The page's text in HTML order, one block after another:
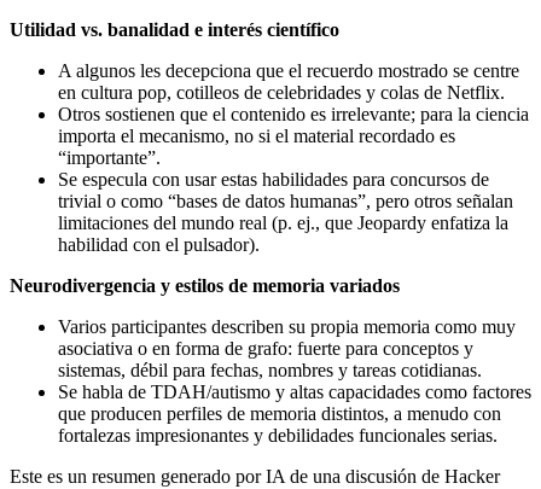
Utilidad vs. banalidad e interés científico
A algunos les decepciona que el recuerdo mostrado se centre
en cultura pop, cotilleos de celebridades y colas de Netflix.
Otros sostienen que el contenido es irrelevante; para la ciencia
importa el mecanismo, no si el material recordado es
“importante”.
Se especula con usar estas habilidades para concursos de
trivial o como “bases de datos humanas”, pero otros señalan
limitaciones del mundo real (p. ej., que Jeopardy enfatiza la
habilidad con el pulsador).
Neurodivergencia y estilos de memoria variados
Varios participantes describen su propia memoria como muy
asociativa o en forma de grafo: fuerte para conceptos y
sistemas, débil para fechas, nombres y tareas cotidianas.
Se habla de TDAH/autismo y altas capacidades como factores
que producen perfiles de memoria distintos, a menudo con
fortalezas impresionantes y debilidades funcionales serias.
Este es un resumen generado por IA de una discusión de Hacker